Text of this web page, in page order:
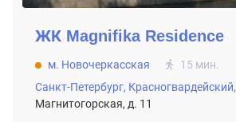
ЖК Magnifika Residence
м. Новочеркасская
15 мин.
Санкт-Петербург, Красногвардейский,
Магнитогорская, д. 11